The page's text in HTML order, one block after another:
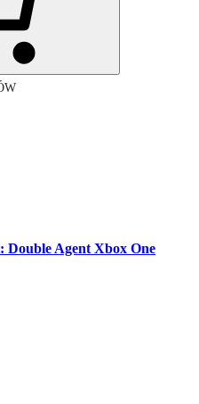
Double Agent Xbox One